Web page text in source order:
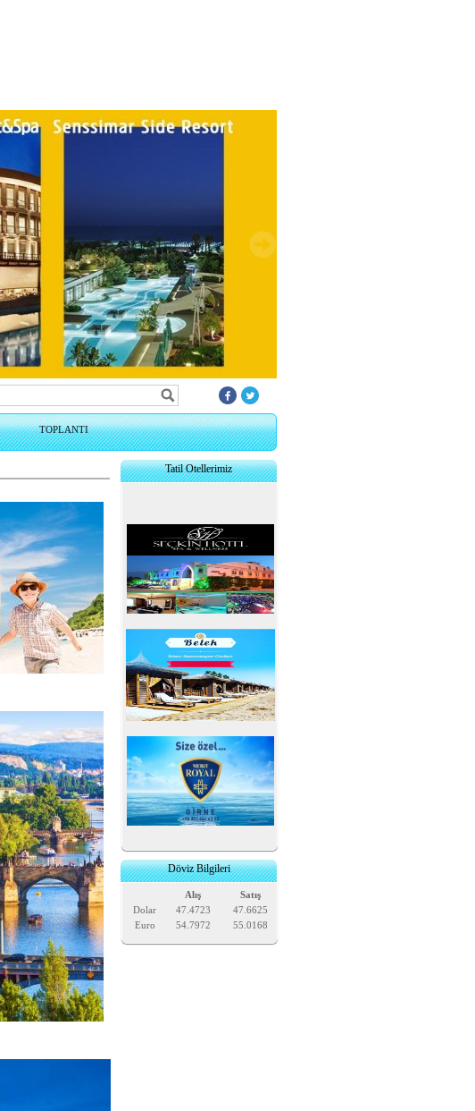
TOPLANTI
Tatil Otellerimiz
Döviz Bilgileri
Alış
Satış
Dolar
47.4723
47.6625
Euro
54.7972 55.0168